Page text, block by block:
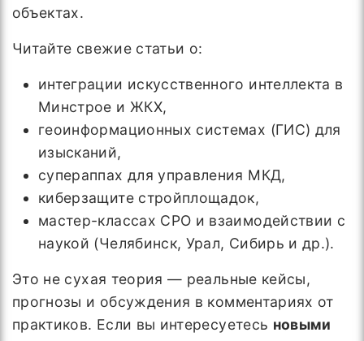
объектах.
Читайте свежие статьи о:
интеграции искусственного интеллекта в
Минстрое и ЖКХ,
геоинформационных системах (ГИС) для
изысканий,
супераппах для управления МКД,
киберзащите стройплощадок,
мастер-классах СРО и взаимодействии с
наукой (Челябинск, Урал, Сибирь и др.).
Это не сухая теория — реальные кейсы,
прогнозы и обсуждения в комментариях от
практиков. Если вы интересуетесь новыми